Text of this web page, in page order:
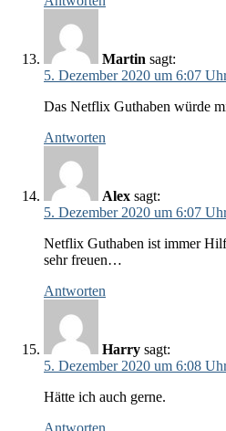
Martin sagt:
5. Dezember 2020 um 6:07
Das Netflix Guthaben würde
Antworten
Alex sagt:
5. Dezember 2020 um 6:07
Netflix Guthaben ist immer
sehr freuen…
Antworten
Harry sagt:
5. Dezember 2020 um 6:08
Hätte ich auch gerne.
Antworten